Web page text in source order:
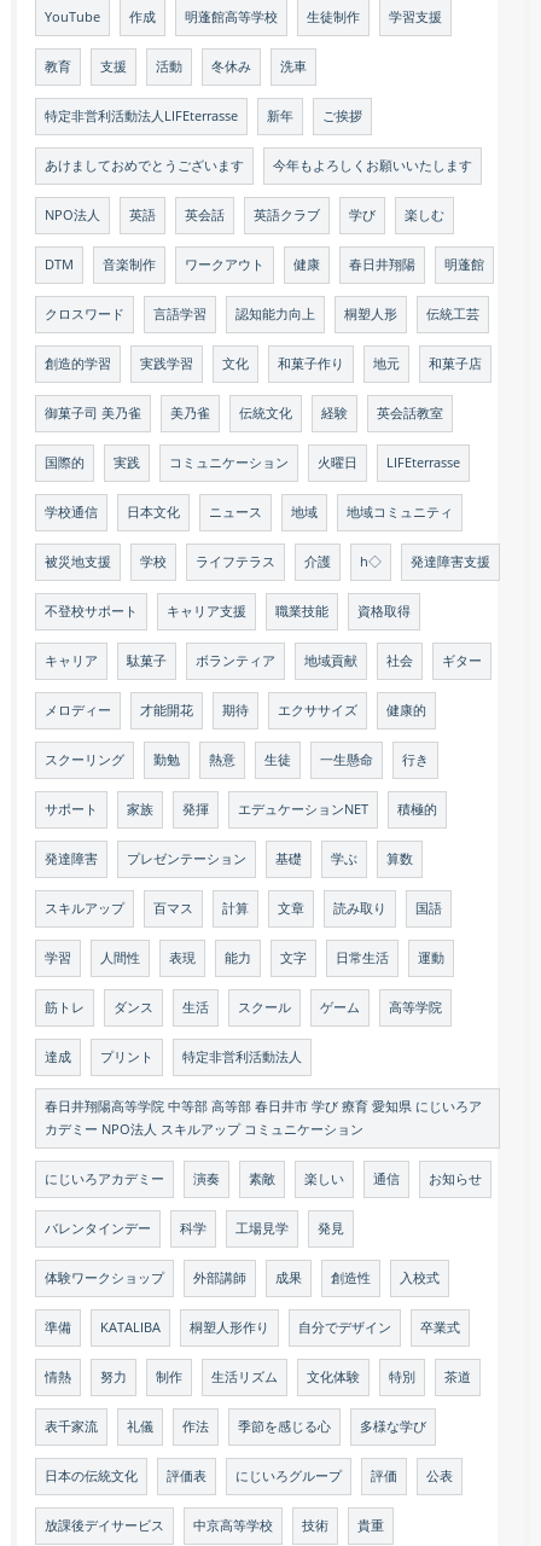
YouTube 作成 明蓬館高等学校 生徒制作 学習支援
教育 支援 活動 冬休み 洗車
特定非営利活動法人LIFEterrasse 新年 ご挨拶
あけましておめでとうございます 今年もよろしくお願いいたします
NPO法人 英語 英会話 英語クラブ 学び 楽しむ
DTM 音楽制作 ワークアウト 健康 春日井翔陽 明蓬館
クロスワード 言語学習 認知能力向上 桐塑人形 伝統工芸
創造的学習 実践学習 文化 和菓子作り 地元 和菓子店
御菓子司 美乃雀 美乃雀 伝統文化 経験 英会話教室
国際的 実践 コミュニケーション 火曜日 LIFEterrasse
学校通信 日本文化 ニュース 地域 地域コミュニティ
被災地支援 学校 ライフテラス 介護 h◇ 発達障害支援
不登校サポート キャリア支援 職業技能 資格取得
キャリア 駄菓子 ボランティア 地域貢献 社会 ギター
メロディー 才能開花 期待 エクササイズ 健康的
スクーリング 勤勉 熱意 生徒 一生懸命 行き
サポート 家族 発揮 エデュケーションNET 積極的
発達障害 プレゼンテーション 基礎 学ぶ 算数
スキルアップ 百マス 計算 文章 読み取り 国語
学習 人間性 表現 能力 文字 日常生活 運動
筋トレ ダンス 生活 スクール ゲーム 高等学院
達成 プリント 特定非営利活動法人
春日井翔陽高等学院 中等部 高等部 春日井市 学び 療育 愛知県 にじいろア
カデミー NPO法人 スキルアップ コミュニケーション
にじいろアカデミー 演奏 素敵 楽しい 通信 お知らせ
バレンタインデー 科学 工場見学 発見
体験ワークショップ 外部講師 成果 創造性 入校式
準備 KATALIBA 桐塑人形作り 自分でデザイン 卒業式
情熱 努力 制作 生活リズム 文化体験 特別 茶道
表千家流 礼儀 作法 季節を感じる心 多様な学び
日本の伝統文化 評価表 にじいろグループ 評価 公表
放課後デイサービス 中京高等学校 技術 貴重